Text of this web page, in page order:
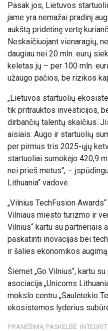
Pasak jos, Lietuvos
jame yra nemažai pradinį
aukštą pridėtinę vertę
Neskaičiuojant vienaragių,
daugiau nei 20 mln. eurų
keletas jų – per 100 mln.
užaugo pačios, be rizikos
„Lietuvos startuolių
tik pritrauktos investicijos,
dirbančių talentų skaičius.
aisiais. Augo ir startuolių
per pirmus tris 2025-ųjų
startuoliai sumokėjo 420,9
nei prieš metus“, –
Lithuania“ vadovė.
„Vilnius TechFusion
Vilniaus miesto turizmo ir
Vilnius“ kartu su partneriais
paskatinti inovacijas bei
ir šalies ekonomikos augimą.
Šiemet „Go Vilnius“, kartu
asociacija „Unicorns
mokslo centru „Saulėtekio
ekosistemos lyderius
PRANEŠIMĄ PASKELBĖ: